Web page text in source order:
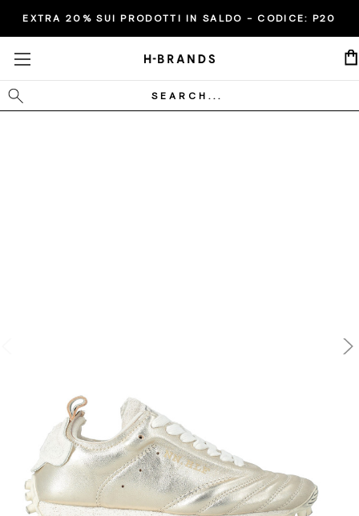
EXTRA 20% SUI PRODOTTI IN SALDO - CODICE: P20
Cerca